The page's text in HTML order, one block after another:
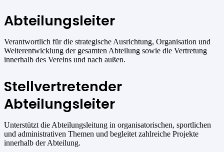
Abteilungsleiter
Verantwortlich für die strategische Ausrichtung, Organisation und
Weiterentwicklung der gesamten Abteilung sowie die Vertretung
innerhalb des Vereins und nach außen.
Stellvertretender
Abteilungsleiter
Unterstützt die Abteilungsleitung in organisatorischen, sportlichen
und administrativen Themen und begleitet zahlreiche Projekte
innerhalb der Abteilung.